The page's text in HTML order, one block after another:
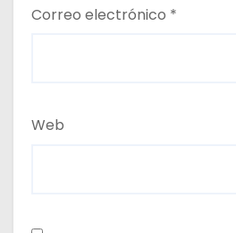
Correo electrónico *
Web